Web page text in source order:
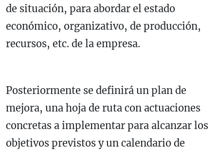
de situación, para abordar el estado
económico, organizativo, de producción,
recursos, etc. de la empresa.
Posteriormente se definirá un plan de
mejora, una hoja de ruta con actuaciones
concretas a implementar para alcanzar los
objetivos previstos y un calendario de